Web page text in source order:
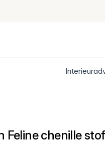
Feline chenille